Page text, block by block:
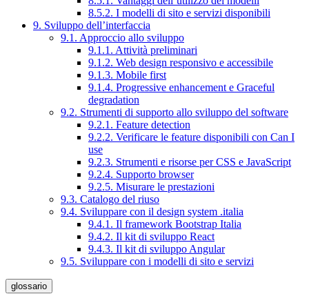
8.5.2. I modelli di sito e servizi disponibili
9. Sviluppo dell’interfaccia
9.1. Approccio allo sviluppo
9.1.1. Attività preliminari
9.1.2. Web design responsivo e accessibile
9.1.3. Mobile first
9.1.4. Progressive enhancement e Graceful
degradation
9.2. Strumenti di supporto allo sviluppo del software
9.2.1. Feature detection
9.2.2. Verificare le feature disponibili con Can I
use
9.2.3. Strumenti e risorse per CSS e JavaScript
9.2.4. Supporto browser
9.2.5. Misurare le prestazioni
9.3. Catalogo del riuso
9.4. Sviluppare con il design system .italia
9.4.1. Il framework Bootstrap Italia
9.4.2. Il kit di sviluppo React
9.4.3. Il kit di sviluppo Angular
9.5. Sviluppare con i modelli di sito e servizi
glossario